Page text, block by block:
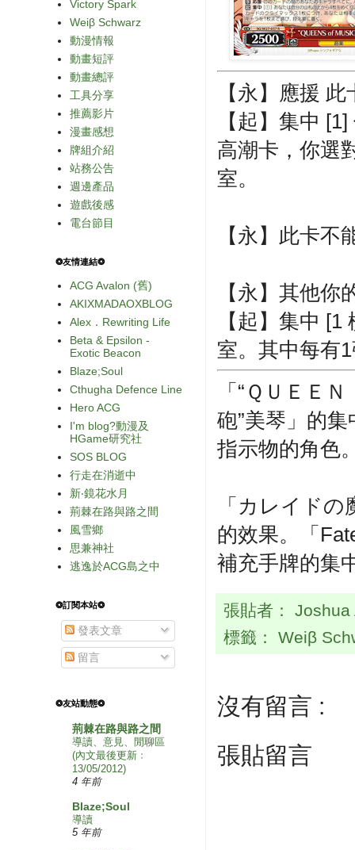
【永】應援
【起】集中
高潮卡，你選
室。
【永】此卡不
【永】其他你
【起】集中
室。其中每有
「“ＱＵＥＥ
砲”美琴」的
指示物的角色
「カレイド
的效果。「
補充手牌的集
張貼者：
標籤： Weiβ
沒有留言 :
張貼留言
Victory Spark
Weiβ Schwarz
動漫情報
動畫短評
動畫總評
工具分享
推薦影片
漫畫感想
牌組介紹
站務公告
週邊產品
遊戲後感
電台節目
❂友情連結❂
ACG Avalon (舊)
AKIXMADAOXBLOG
Alex．Rewriting Life
Beta & Epsilon -
Exotic Beacon
Blaze;Soul
Cthugha Defence Line
Hero ACG
I'm blog?動漫及
HGame研究社
SOS BLOG
行走在消逝中
新‧鏡花水月
荊棘在路與路之間
風雪鄉
思兼神社
逃逸於ACG島之中
❂訂閱本站❂
發表文章
留言
❂友站動態❂
荊棘在路與路之間
導讀、意見、閒聊區
(內文最後更新﹕
13/05/2012)
4 年前
Blaze;Soul
導讀
5 年前